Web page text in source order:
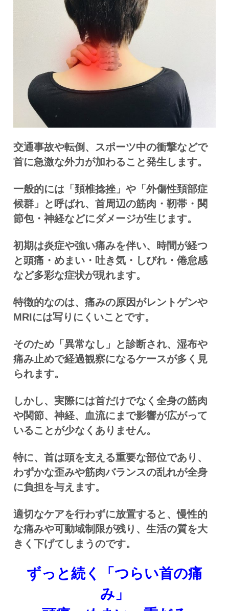
交通事故や転倒、スポーツ中の衝撃などで
首に急激な外力が加わること発生します。
一般的には「頚椎捻挫」や「外傷性頚部症
候群」と呼ばれ、首周辺の筋肉・靭帯・関
節包・神経などにダメージが生じます。
初期は炎症や強い痛みを伴い、時間が経つ
と頭痛・めまい・吐き気・しびれ・倦怠感
など多彩な症状が現れます。
特徴的なのは、痛みの原因がレントゲンや
MRIには写りにくいことです。
そのため「異常なし」と診断され、湿布や
痛み止めで経過観察になるケースが多く見
られます。
しかし、実際には首だけでなく全身の筋肉
や関節、神経、血流にまで影響が広がって
いることが少なくありません。
特に、首は頭を支える重要な部位であり、
わずかな歪みや筋肉バランスの乱れが全身
に負担を与えます。
適切なケアを行わずに放置すると、慢性的
な痛みや可動域制限が残り、生活の質を大
きく下げてしまうのです。
ずっと続く「つらい首の痛
み」